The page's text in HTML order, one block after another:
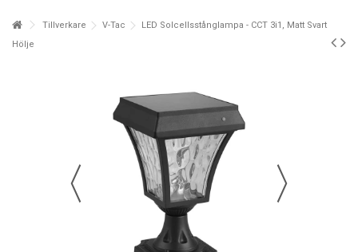
Tillverkare V-Tac
LED Solcellsstånglampa - CCT 3i1, Matt Svart
Hölje